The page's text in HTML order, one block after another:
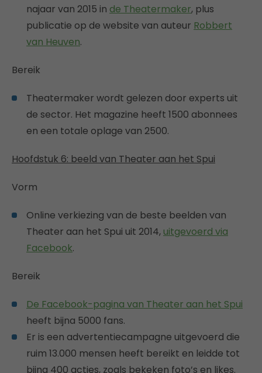
najaar van 2015 in de Theatermaker, plus
publicatie op de website van auteur Robbert
van Heuven.
Bereik
Theatermaker wordt gelezen door experts uit
de sector. Het magazine heeft 1500 abonnees
en een totale oplage van 2500.
Hoofdstuk 6: beeld van Theater aan het Spui
Vorm
Online verkiezing van de beste beelden van
Theater aan het Spui uit 2014, uitgevoerd via
Facebook.
Bereik
De Facebook-pagina van Theater aan het Spui
heeft bijna 5000 fans.
Er is een advertentiecampagne uitgevoerd die
ruim 13.000 mensen heeft bereikt en leidde tot
bijna 400 acties, zoals bekeken foto’s en likes.